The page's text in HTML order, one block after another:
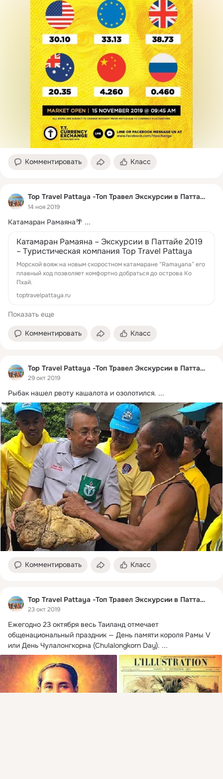
Комментировать Класс
Top Travel Pattaya -Топ Травел Экскурсии в Паттайе
14 ноя 2019
Катамаран Рамаяна🌴 ...
Катамаран Рамаяна – Экскурсии в Паттайе 2019
– Туристическая компания Top Travel Pattaya
Морской вояж на новым скоростном катамаране “Ramayana” его
плавный ход позволяет комфортно добраться до острова Ко
Пхай.
toptravelpattaya.ru
Показать еще
Комментировать Класс
Top Travel Pattaya -Топ Травел Экскурсии в Паттайе
29 окт 2019
Рыбак нашел рвоту кашалота и озолотился. ...
Комментировать Класс
Top Travel Pattaya -Топ Травел Экскурсии в Паттайе
23 окт 2019
Ежегодно 23 октября весь Таиланд отмечает
общенациональный праздник — День памяти короля Рамы V
или День Чулалонгкорна (Chulalongkorn Day). ...